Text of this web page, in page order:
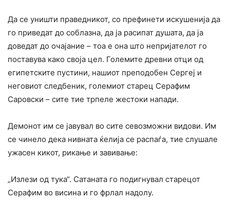
Да се уништи праведникот, со префинети искушенија да
го приведат до соблазна, да ја расипат душата, да ја
доведат до очајание – тоа е она што непријателот го
поставува како своја цел. Големите древни отци од
египетските пустини, нашиот преподобен Сергеј и
неговиот следбеник, големиот старец Серафим
Саровски – сите тие трпеле жестоки напади.
Демонот им се јавувал во сите севозможни видови. Им
се чинело дека нивната ќелија се распаѓа, тие слушале
ужасен кикот, рикање и завивање:
„Излези од тука“. Сатаната го подигнувал старецот
Серафим во висина и го фрлал надолу.